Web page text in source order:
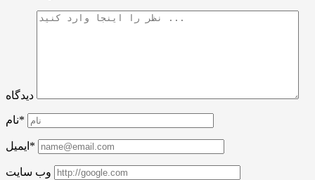
دیدگاه
نام*
ایمیل*
وب سایت